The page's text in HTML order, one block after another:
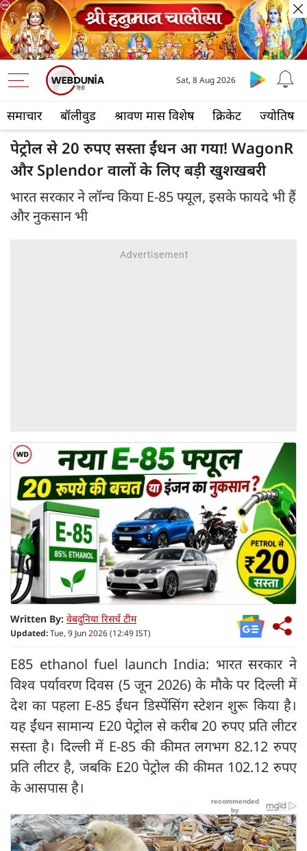
समाचार बॉलीवुड श्रावण मास विशेष क्रिकेट ज्योतिष
Sat, 8 Aug 2026
पेट्रोल से 20 रुपए सस्ता ईंधन आ गया! WagonR
और Splendor वालों के लिए बड़ी खुशखबरी
भारत सरकार ने लॉन्च किया E-85 फ्यूल, इसके फायदे भी हैं
और नुकसान भी
Written By: वेबदुनिया रिसर्च टीम
Updated:Tue, 9 Jun 2026 (12:49 IST)
E85 ethanol fuel launch India: भारत सरकार ने
विश्व पर्यावरण दिवस (5 जून 2026) के मौके पर दिल्ली में
देश का पहला E-85 ईंधन डिस्पेंसिंग स्टेशन शुरू किया है।
यह ईंधन सामान्य E20 पेट्रोल से करीब 20 रुपए प्रति लीटर
सस्ता है। दिल्ली में E-85 की कीमत लगभग 82.12 रुपए
प्रति लीटर है, जबकि E20 पेट्रोल की कीमत 102.12 रुपए
के आसपास है।